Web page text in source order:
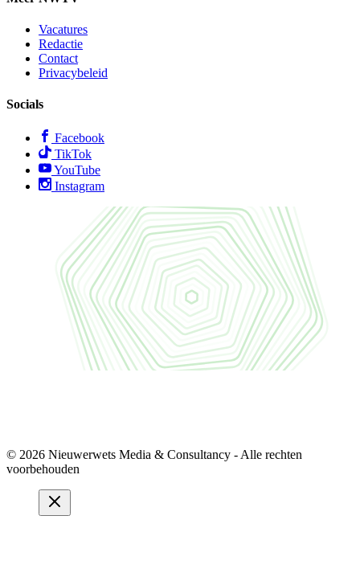
Vacatures
Redactie
Contact
Privacybeleid
Socials
Facebook
TikTok
YouTube
Instagram
© 2026 Nieuwerwets Media & Consultancy - Alle rechten
voorbehouden